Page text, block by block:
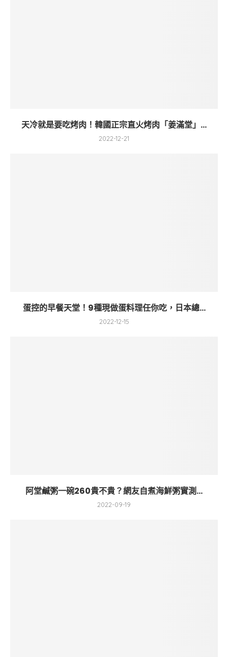
天冷就是要吃烤肉！韓國正宗直火烤肉「姜滿堂」...
2022-12-21
蛋控的早餐天堂！9種現做蛋料理任你吃，日本總...
2022-12-15
阿堂鹹粥一碗260貴不貴？網友自煮海鮮粥實測...
2022-09-19